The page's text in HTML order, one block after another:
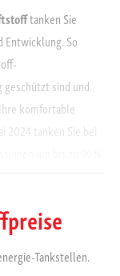
tanken Sie
Entwicklung. So
sind und
komfortable
2024 tanken Sie bei
bedeutet aber nicht
und ganz
unseres
Tankstellen.